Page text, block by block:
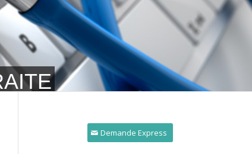
Demande Express